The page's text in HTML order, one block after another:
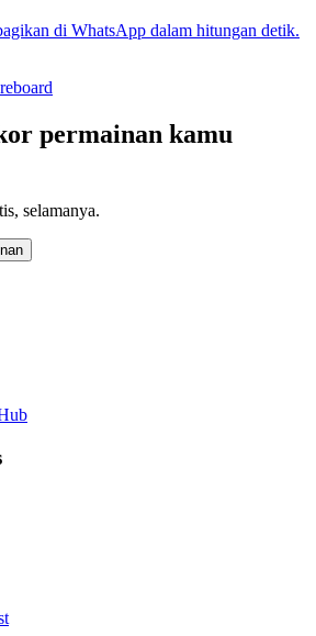
di WhatsApp dalam hitungan detik.
permainan kamu
selamanya.